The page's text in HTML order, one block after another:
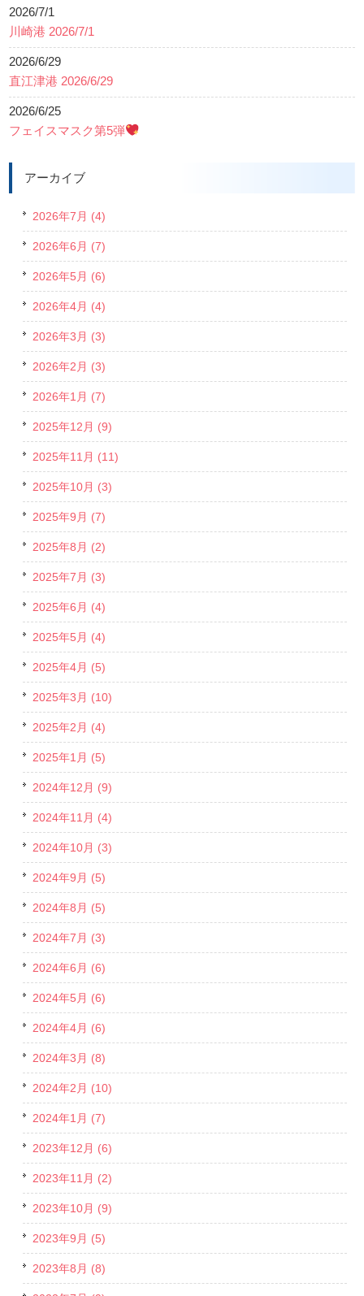
2026/7/1
川崎港 2026/7/1
2026/6/29
直江津港 2026/6/29
2026/6/25
フェイスマスク第5弾
アーカイブ
2026年7月 (4)
2026年6月 (7)
2026年5月 (6)
2026年4月 (4)
2026年3月 (3)
2026年2月 (3)
2026年1月 (7)
2025年12月 (9)
2025年11月 (11)
2025年10月 (3)
2025年9月 (7)
2025年8月 (2)
2025年7月 (3)
2025年6月 (4)
2025年5月 (4)
2025年4月 (5)
2025年3月 (10)
2025年2月 (4)
2025年1月 (5)
2024年12月 (9)
2024年11月 (4)
2024年10月 (3)
2024年9月 (5)
2024年8月 (5)
2024年7月 (3)
2024年6月 (6)
2024年5月 (6)
2024年4月 (6)
2024年3月 (8)
2024年2月 (10)
2024年1月 (7)
2023年12月 (6)
2023年11月 (2)
2023年10月 (9)
2023年9月 (5)
2023年8月 (8)